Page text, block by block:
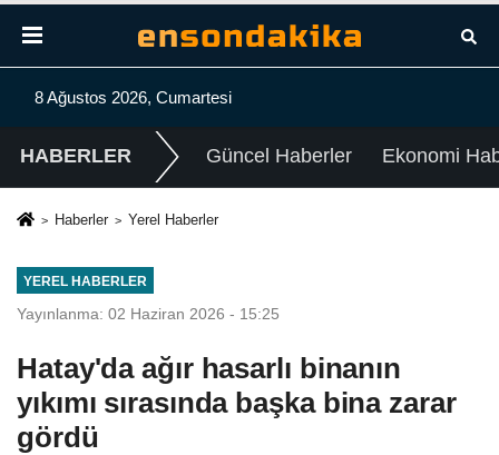
8 Ağustos 2026, Cumartesi
HABERLER Güncel Haberler Ekonomi
Haberler Yerel Haberler
YEREL HABERLER
Yayınlanma: 02 Haziran 2026 - 15:25
Hatay'da ağır hasarlı binanın
yıkımı sırasında başka bina zarar
gördü